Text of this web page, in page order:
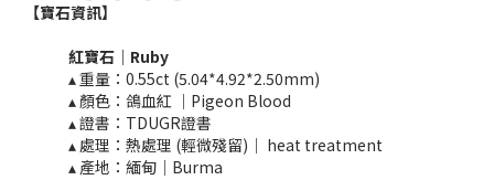
【寶石資訊】
紅寶石｜Ruby
▴ 重量：0.55ct (5.04*4.92*2.50mm)
▴ 顏色：鴿血紅 ｜Pigeon Blood
▴ 證書：TDUGR證書
▴ 處理：熱處理 (輕微殘留)｜ heat treatment​​
▴ 產地：緬甸｜Burma